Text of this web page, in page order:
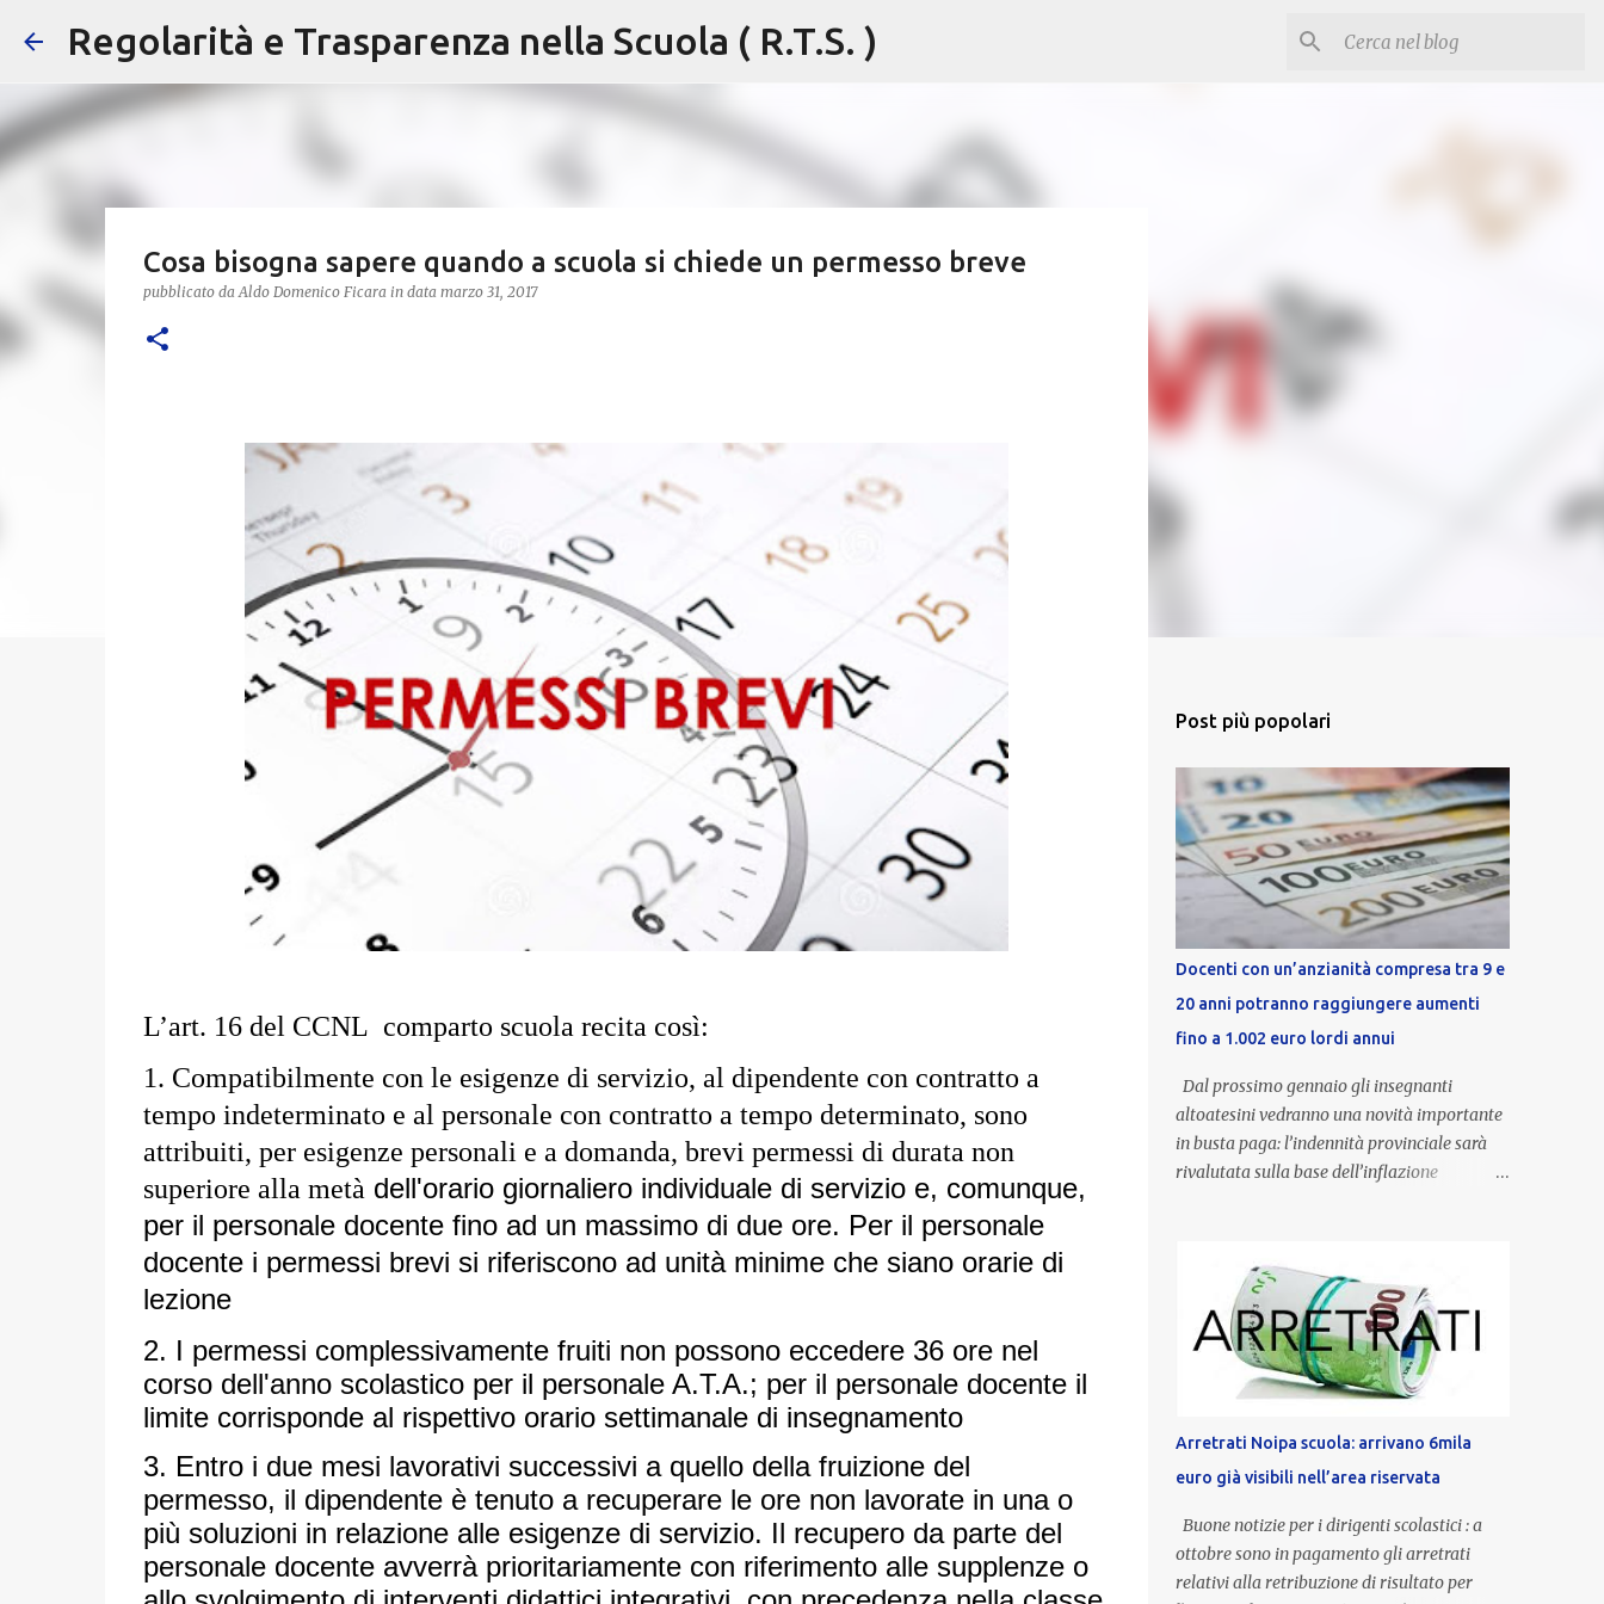
Passa ai contenuti principali
Regolarità e Trasparenza nella Scuola ( R.T.S. )
Cosa bisogna sapere quando a scuola si chiede un permesso breve
pubblicato daAldo Domenico Ficara in data marzo 31, 2017
L’art. 16 del CCNL comparto scuola recita così:
1. Compatibilmente con le esigenze di servizio, al dipendente con contratto a
tempo indeterminato e al personale con contratto a tempo determinato, sono
attribuiti, per esigenze personali e a domanda, brevi permessi di durata non
superiore alla metà dell'orario giornaliero individuale di servizio e, comunque,
per il personale docente fino ad un massimo di due ore. Per il personale
docente i permessi brevi si riferiscono ad unità minime che siano orarie di
lezione
2. I permessi complessivamente fruiti non possono eccedere 36 ore nel
corso dell'anno scolastico per il personale A.T.A.; per il personale docente il
limite corrisponde al rispettivo orario settimanale di insegnamento
3. Entro i due mesi lavorativi successivi a quello della fruizione del
permesso, il dipendente è tenuto a recuperare le ore non lavorate in una o
più soluzioni in relazione alle esigenze di servizio. Il recupero da parte del
personale docente avverrà prioritariamente con riferimento alle supplenze o
Post più popolari
Docenti con un’anzianità compresa tra 9 e
20 anni potranno raggiungere aumenti
fino a 1.002 euro lordi annui
Dal prossimo gennaio gli insegnanti
altoatesini vedranno una novità importante
in busta paga: l’indennità provinciale sarà
rivalutata sulla base dell’inflazione
un’anzianità compresa tra 9 e 20 anni
potranno raggiungere fino a 1.002 euro lordi
annui. Il nuovo contratto provinciale
introduce inoltre un congedo speciale
dedicato alle donne vittime di violenza di
genere, in linea con la normativa nazionale e
con l’obiettivo di offrire maggiore tutela e
supporto in situazioni delicate. L’indennità
provinciale per i docenti è un unicum in
Italia: si tratta di una misura esclusiva della
Provincia autonoma di Bolzano, che integra
Arretrati Noipa scuola: arrivano 6mila
euro già visibili nell’area riservata
Buone notizie per i dirigenti scolastici : a
ottobre sono in pagamento gli arretrati
relativi alla retribuzione di risultato per